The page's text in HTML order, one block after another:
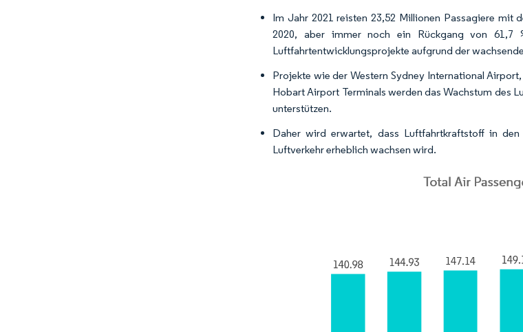
Im Jahr 2021 reisten 23,52 Millionen Passagiere mit
2020, aber immer noch ein Rückgang von 61,7
Luftfahrtentwicklungsprojekte aufgrund der
Projekte wie der Western Sydney International
Hobart Airport Terminals werden das Wachstum des
unterstützen.
Daher wird erwartet, dass Luftfahrtkraftstoff in den
Luftverkehr erheblich wachsen wird.